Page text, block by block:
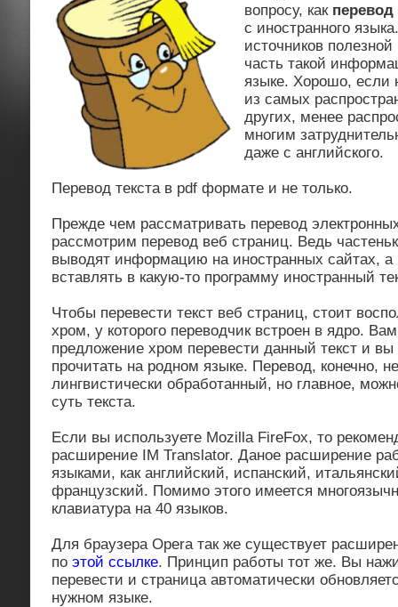
вопросу, как перевод
с иностранного
источников
часть такой
языке. Хорошо, если
из самых
других, менее
многим
даже с английского.
Перевод текста в pdf формате и не только.
Прежде чем рассматривать перевод
рассмотрим перевод веб страниц. Ведь
выводят информацию на иностранных сайтах, а
вставлять в какую-то программу иностранный
Чтобы перевести текст веб страниц, стоит
хром, у которого переводчик встроен в ядро.
предложение хром перевести данный текст и вы
прочитать на родном языке. Перевод, конечно,
лингвистически обработанный, но главное,
суть текста.
Если вы используете Mozilla FireFox, то
расширение IM Translator. Даное расширение
языками, как английский, испанский,
французский. Помимо этого имеется
клавиатура на 40 языков.
Для браузера Opera так же существует
по этой ссылке. Принцип работы тот же. Вы
перевести и страница автоматически
нужном языке.